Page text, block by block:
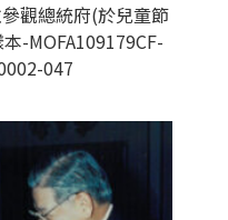
觀總統府(於兒童節
-MOFA109179CF-
047